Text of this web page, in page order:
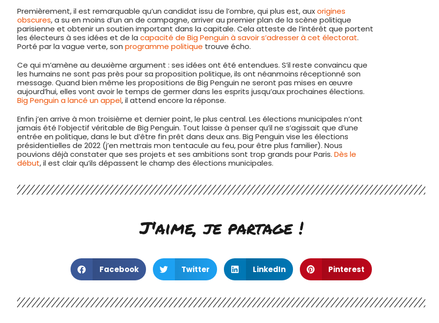
Premièrement, il est remarquable qu’un candidat issu de l’ombre, qui plus est, auxorigines
obscures, a su en moins d’un an de campagne, arriver au premier plan de la scène politique
parisienne et obtenir un soutien important dans la capitale. Cela atteste de l’intérêt que portent
les électeurs à ses idées et de la capacité de Big Penguin à savoir s’adresser à cet électorat.
Porté par la vague verte, son programme politique trouve écho.
Ce qui m’amène au deuxième argument : ses idées ont été entendues. S’il reste convaincu que
les humains ne sont pas près pour sa proposition politique, ils ont néanmoins réceptionné son
message. Quand bien même les propositions de Big Penguin ne seront pas mises en œuvre
aujourd’hui, elles vont avoir le temps de germer dans les esprits jusqu’aux prochaines élections.
Big Penguin a lancé un appel, il attend encore la réponse.
Enfin j’en arrive à mon troisième et dernier point, le plus central. Les élections municipales n’ont
jamais été l’objectif véritable de Big Penguin. Tout laisse à penser qu’il ne s’agissait que d’une
entrée en politique, dans le but d’être fin prêt dans deux ans. Big Penguin vise les élections
présidentielles de 2022 (j’en mettrais mon tentacule au feu, pour être plus familier). Nous
pouvions déjà constater que ses projets et ses ambitions sont trop grands pour Paris. Dès le
début, il est clair qu’ils dépassent le champ des élections municipales.
J'aime, je partage !
Facebook Twitter LinkedIn Pinterest